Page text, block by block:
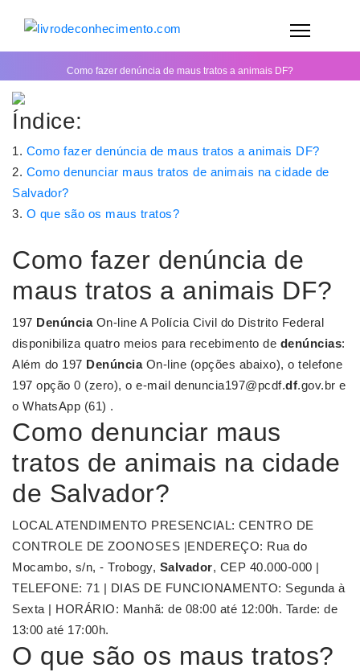
Como fazer denúncia de maus tratos a animais DF?
Índice:
Como fazer denúncia de maus tratos a animais DF?
Como denunciar maus tratos de animais na cidade de
Salvador?
O que são os maus tratos?
Como fazer denúncia de
maus tratos a animais DF?
197 DenúnciaOn-line A Polícia Civil do Distrito Federal
disponibiliza quatro meios para recebimento de denúncias:
Além do 197 DenúnciaOn-line (opções abaixo), o telefone
197 opção 0 (zero), o e-mail denuncia197@pcdf.df.gov.br e
o WhatsApp (61) .
Como denunciar maus
tratos de animais na cidade
de Salvador?
LOCAL ATENDIMENTO PRESENCIAL: CENTRO DE
CONTROLE DE ZOONOSES |ENDEREÇO: Rua do
Mocambo, s/n, - Trobogy, Salvador, CEP 40.000-000 |
TELEFONE: 71 | DIAS DE FUNCIONAMENTO: Segunda à
Sexta | HORÁRIO: Manhã: de 08:00 até 12:00h. Tarde: de
13:00 até 17:00h.
O que são os maus tratos?